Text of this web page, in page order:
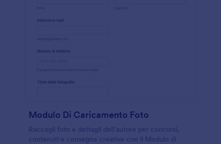
Modulo Di Caricamento Foto
Raccogli foto e dettagli dell’autore per concorsi,
contenuti e consegne creative con il Modulo di